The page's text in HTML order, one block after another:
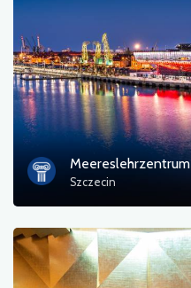
Meereslehrzentrum
Szczecin